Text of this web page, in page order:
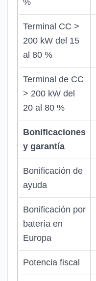
Terminal CC >
200 kW del 15
al 80 %
Terminal de CC
> 200 kW del
20 al 80 %
Bonificaciones
y garantía
Bonificación de
ayuda
Bonificación por
batería en
Europa
Potencia fiscal